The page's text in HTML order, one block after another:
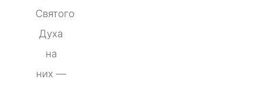
Святого
Духа
на
них —